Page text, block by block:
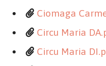
Ciomaga
Circu Maria
Circu Maria